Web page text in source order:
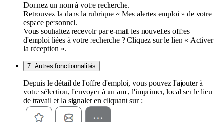
Donnez un nom à votre recherche.
Retrouvez-la dans la rubrique « Mes alertes emploi » de votre
espace personnel.
Vous souhaitez recevoir par e-mail les nouvelles offres
d'emploi liées à votre recherche ? Cliquez sur le lien « Activer
la réception ».
7. Autres fonctionnalités
Depuis le détail de l'offre d'emploi, vous pouvez l'ajouter à
votre sélection, l'envoyer à un ami, l'imprimer, localiser le lieu
de travail et la signaler en cliquant sur :